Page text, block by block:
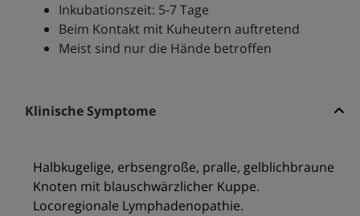
Inkubationszeit: 5-7 Tage
Beim Kontakt mit Kuheutern auftretend
Meist sind nur die Hände betroffen
Klinische Symptome
Halbkugelige, erbsengroße, pralle, gelblichbraune
Knoten mit blauschwärzlicher Kuppe.
Locoregionale Lymphadenopathie.